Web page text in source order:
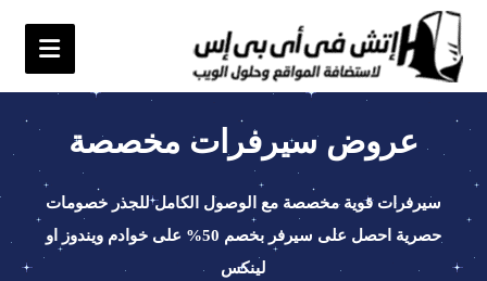
عروض سيرفرات مخصصة
سيرفرات قوية مخصصة مع الوصول الكامل للجذر خصومات
حصرية احصل على سيرفر بخصم 50% على خوادم ويندوز او
لينكس